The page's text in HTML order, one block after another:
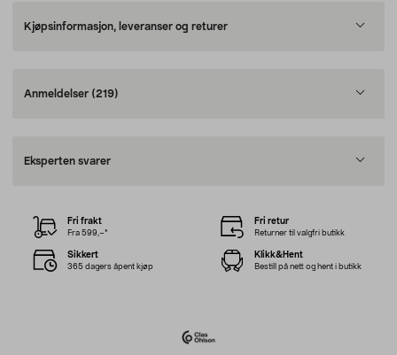
Kjøpsinformasjon, leveranser og returer
Anmeldelser (219)
Eksperten svarer
Fri frakt
Fra 599,–*
Fri retur
Returner til valgfri butikk
Sikkert
365 dagers åpent kjøp
Klikk&Hent
Bestill på nett og hent i butikk